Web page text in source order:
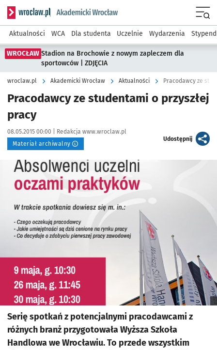
Serwis informacyjny wroclaw.pl podserwis: Akademicki
Aktualności WCA Dla studenta Uczelnie Wydarzenia
WROCŁAW Stadion na Brochowie z nowym zapleczem dla
sportowców | ZDJĘCIA
wroclaw.pl Akademicki Wrocław Aktualności Pracodawcy ze
Pracodawcy ze studentami o przyszłej
pracy
Data publikacji:
08.05.2015 00:00 | Autor:
Redakcja www.wroclaw.pl
Materiał archiwalny
Udostępnijartykuł
Kliknij, aby powiększyć
Serię spotkań z potencjalnymi pracodawcami z
różnych branż przygotowała Wyższa Szkoła
Handlowa we Wrocławiu. To przede wszystkim